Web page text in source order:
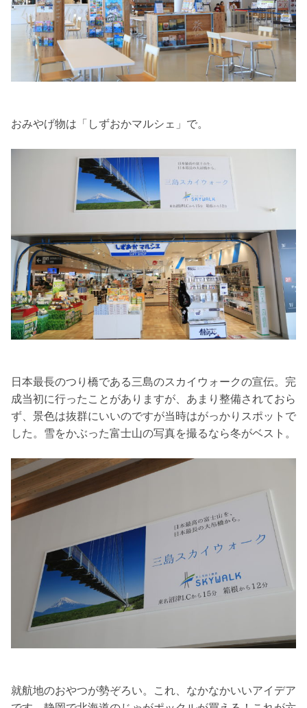
おみやげ物は「しずおかマルシェ」で。
日本最長のつり橋である三島のスカイウォークの宣伝。完
成当初に行ったことがありますが、あまり整備されておら
ず、景色は抜群にいいのですが当時はがっかりスポットで
した。雪をかぶった富士山の写真を撮るなら冬がベスト。
就航地のおやつが勢ぞろい。これ、なかなかいいアイデア